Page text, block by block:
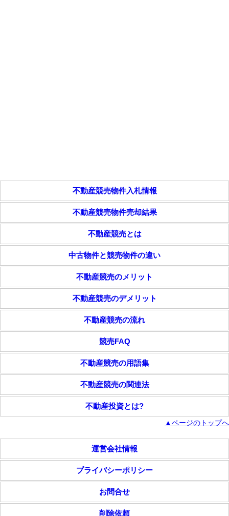
不動産競売物件入札情報
不動産競売物件売却結果
不動産競売とは
中古物件と競売物件の違い
不動産競売のメリット
不動産競売のデメリット
不動産競売の流れ
競売FAQ
不動産競売の用語集
不動産競売の関連法
不動産投資とは?
▲ページのトップへ
運営会社情報
プライバシーポリシー
お問合せ
削除依頼